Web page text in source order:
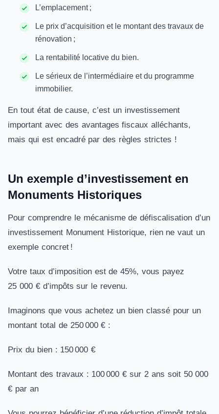
L’emplacement ;
Le prix d’acquisition et le montant des travaux de
rénovation ;
La rentabilité locative du bien.
Le sérieux de l’intermédiaire et du programme
immobilier.
En tout état de cause, c’est un investissement
important avec des avantages fiscaux alléchants,
mais qui est encadré par des règles strictes !
Un exemple d’investissement en
Monuments Historiques
Pour comprendre le mécanisme de défiscalisation d’un
investissement Monument Historique, rien ne vaut un
exemple concret !
Votre taux d’imposition est de 45%, vous payez
25 000 € d’impôts sur le revenu.
Imaginons que vous achetez un bien classé pour un
montant total de 250 000 € :
Prix du bien : 150 000 €
Montant des travaux : 100 000 € sur 2 ans soit 50 000
€ par an